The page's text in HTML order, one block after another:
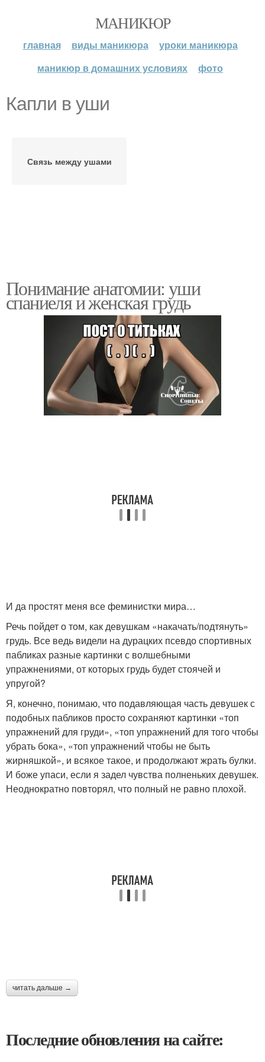
МАНИКЮР
главная виды маникюра
уроки маникюра
маникюр в домашних условиях
фото
Капли в уши
Связь между ушами
Понимание анатомии: уши
спаниеля и женская грудь
И да простят меня все феминистки мира…
Речь пойдет о том, как девушкам «накачать/подтянуть»
грудь. Все ведь видели на дурацких псевдо спортивных
пабликах разные картинки с волшебными
упражнениями, от которых грудь будет стоячей и
упругой?
Я, конечно, понимаю, что подавляющая часть девушек с
подобных пабликов просто сохраняют картинки «топ
упражнений для груди», «топ упражнений для того чтобы
убрать бока», «топ упражнений чтобы не быть
жирняшкой», и всякое такое, и продолжают жрать булки.
И боже упаси, если я задел чувства полненьких девушек.
Неоднократно повторял, что полный не равно плохой.
читать дальше →
Последние обновления на сайте: